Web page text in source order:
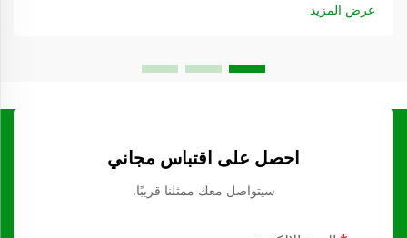
عرض المزيد
احصل على اقتباس مجاني
سيتواصل معك ممثلنا قريبًا.